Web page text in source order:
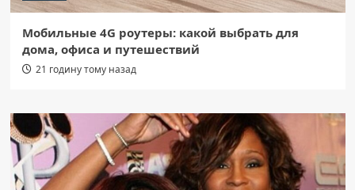
Мобильные 4G роутеры: какой выбрать для
дома, офиса и путешествий
21 годину тому назад